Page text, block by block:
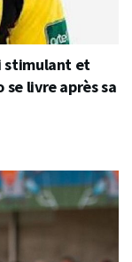
stimulant et
se livre après sa